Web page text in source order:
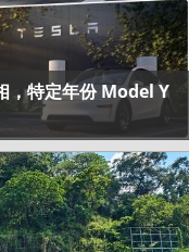
，特定年份 Model Y